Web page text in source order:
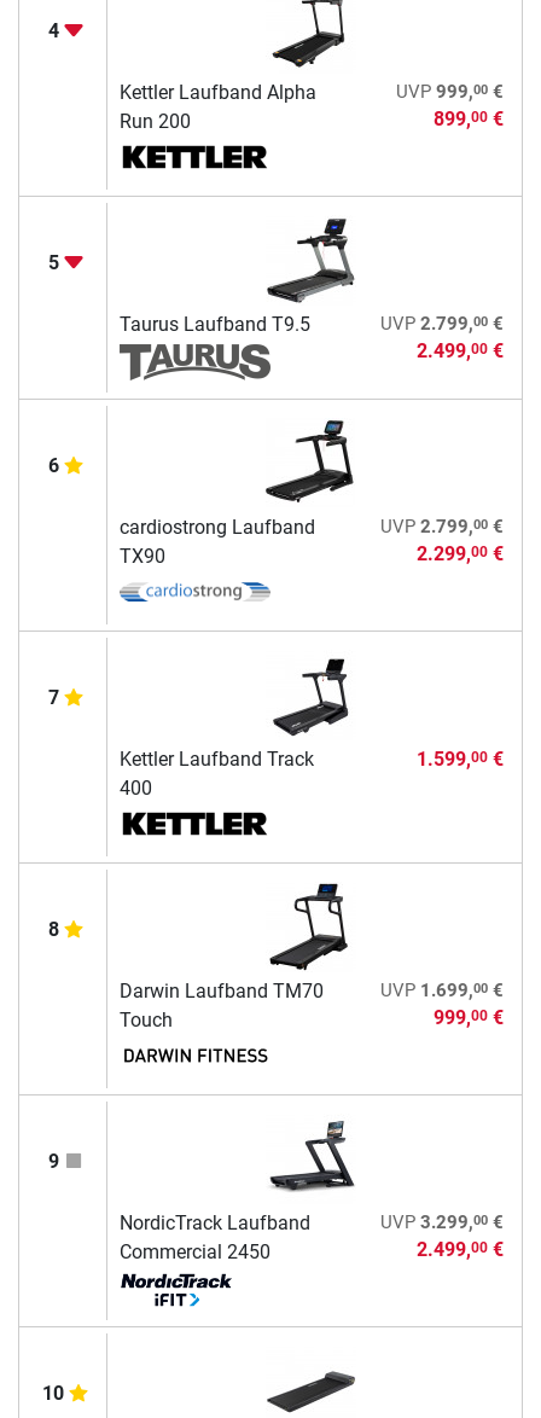
4
Kettler Laufband Alpha
Run 200
UVP 999,00€
899,00€
5
Taurus Laufband T9.5 UVP 2.799,00€
2.499,00€
6
cardiostrong Laufband
TX90
UVP 2.799,00€
2.299,00€
7
Kettler Laufband Track
400
1.599,00€
8
Darwin Laufband TM70
Touch
UVP 1.699,00€
999,00€
9
NordicTrack Laufband
Commercial 2450
UVP 3.299,00€
2.499,00€
10